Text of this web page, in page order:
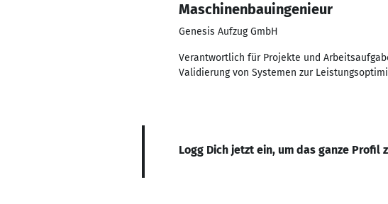
Maschinenbauingenieur
Genesis Aufzug GmbH
Verantwortlich für Projekte und
Validierung von Systemen zur
Logg Dich jetzt ein, um das ganze Profil